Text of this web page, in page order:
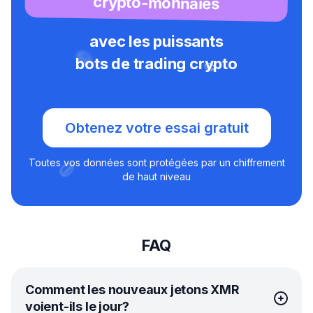
avec les puissants
bots de trading crypto
Obtenez votre essai gratuit
Toutes vos données sont protégées par un chiffrement
de haut niveau
FAQ
Comment les nouveaux jetons XMR
voient-ils le jour?